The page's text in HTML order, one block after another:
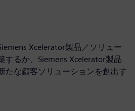
Xcelerator製品／ソリュー
するか、Siemens Xcelerator製品
たな顧客ソリューションを創出す